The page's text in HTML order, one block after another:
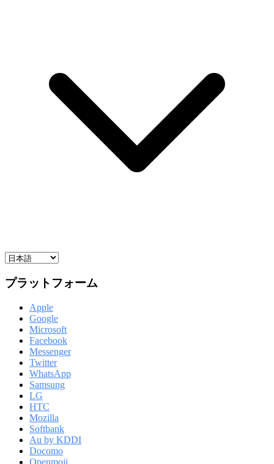
プラットフォーム
Apple
Google
Microsoft
Facebook
Messenger
Twitter
WhatsApp
Samsung
LG
HTC
Mozilla
Softbank
Au by KDDI
Docomo